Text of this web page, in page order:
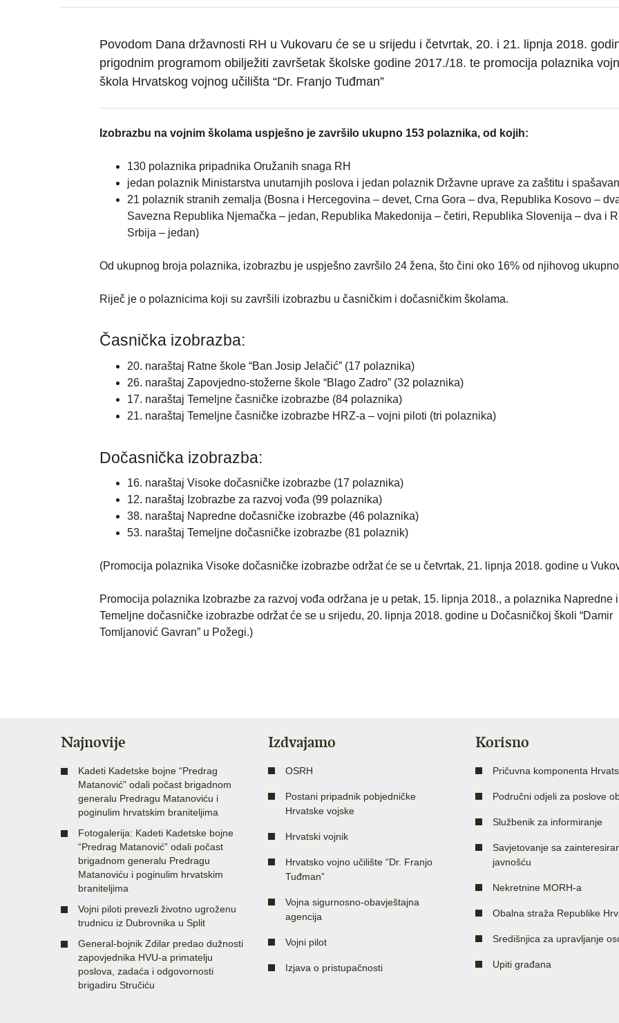
Povodom Dana državnosti RH u Vukovaru će se u srijedu i četvrtak, 20. i 21. lipnja 2018.
prigodnim programom obilježiti završetak školske godine 2017./18. te promocija polaznika
škola Hrvatskog vojnog učilišta “Dr. Franjo Tuđman”
Izobrazbu na vojnim školama uspješno je završilo ukupno 153 polaznika, od kojih:
130 polaznika pripadnika Oružanih snaga RH
jedan polaznik Ministarstva unutarnjih poslova i jedan polaznik Državne uprave za zaštitu i
21 polaznik stranih zemalja (Bosna i Hercegovina – devet, Crna Gora – dva, Republika Kosovo –
Savezna Republika Njemačka – jedan, Republika Makedonija – četiri, Republika Slovenija – dva i
Srbija – jedan)
Od ukupnog broja polaznika, izobrazbu je uspješno završilo 24 žena, što čini oko 16% od njihovog
Riječ je o polaznicima koji su završili izobrazbu u časničkim i dočasničkim školama.
Časnička izobrazba:
20. naraštaj Ratne škole “Ban Josip Jelačić” (17 polaznika)
26. naraštaj Zapovjedno-stožerne škole “Blago Zadro” (32 polaznika)
17. naraštaj Temeljne časničke izobrazbe (84 polaznika)
21. naraštaj Temeljne časničke izobrazbe HRZ-a – vojni piloti (tri polaznika)
Dočasnička izobrazba:
16. naraštaj Visoke dočasničke izobrazbe (17 polaznika)
12. naraštaj Izobrazbe za razvoj vođa (99 polaznika)
38. naraštaj Napredne dočasničke izobrazbe (46 polaznika)
53. naraštaj Temeljne dočasničke izobrazbe (81 polaznik)
(Promocija polaznika Visoke dočasničke izobrazbe održat će se u četvrtak, 21. lipnja 2018. godine u
Promocija polaznika Izobrazbe za razvoj vođa održana je u petak, 15. lipnja 2018., a polaznika Napredne i
Temeljne dočasničke izobrazbe održat će se u srijedu, 20. lipnja 2018. godine u Dočasničkoj školi “Damir
Tomljanović Gavran” u Požegi.)
Najnovije
Kadeti Kadetske bojne “Predrag
Matanović” odali počast brigadnom
generalu Predragu Matanoviću i
poginulim hrvatskim braniteljima
Fotogalerija: Kadeti Kadetske bojne
“Predrag Matanović” odali počast
brigadnom generalu Predragu
Matanoviću i poginulim hrvatskim
braniteljima
Vojni piloti prevezli životno ugroženu
trudnicu iz Dubrovnika u Split
General-bojnik Zdilar predao dužnosti
zapovjednika HVU-a primatelju
poslova, zadaća i odgovornosti
brigadiru Stručiću
Izdvajamo
OSRH
Postani pripadnik pobjedničke
Hrvatske vojske
Hrvatski vojnik
Hrvatsko vojno učilište “Dr. Franjo
Tuđman”
Vojna sigurnosno-obavještajna
agencija
Vojni pilot
Izjava o pristupačnosti
Korisno
Pričuvna komponenta
Područni odjeli za poslove
Službenik za informiranje
Savjetovanje sa
javnošću
Nekretnine MORH-a
Obalna straža Republike
Središnjica za upravljanje
Upiti građana